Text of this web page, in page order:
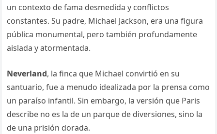
un contexto de fama desmedida y conflictos
constantes. Su padre, Michael Jackson, era una figura
pública monumental, pero también profundamente
aislada y atormentada.
Neverland, la finca que Michael convirtió en su
santuario, fue a menudo idealizada por la prensa como
un paraíso infantil. Sin embargo, la versión que Paris
describe no es la de un parque de diversiones, sino la
de una prisión dorada.